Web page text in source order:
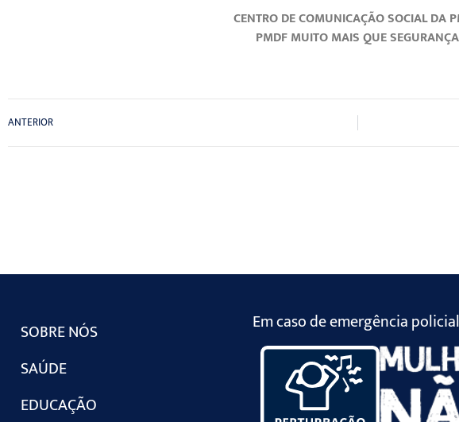
CENTRO DE COMUNICAÇÃO SOCIAL DA
PMDF MUITO MAIS QUE SEGURANÇA
ANTERIOR
SOBRE NÓS
SAÚDE
EDUCAÇÃO
Em caso de emergência